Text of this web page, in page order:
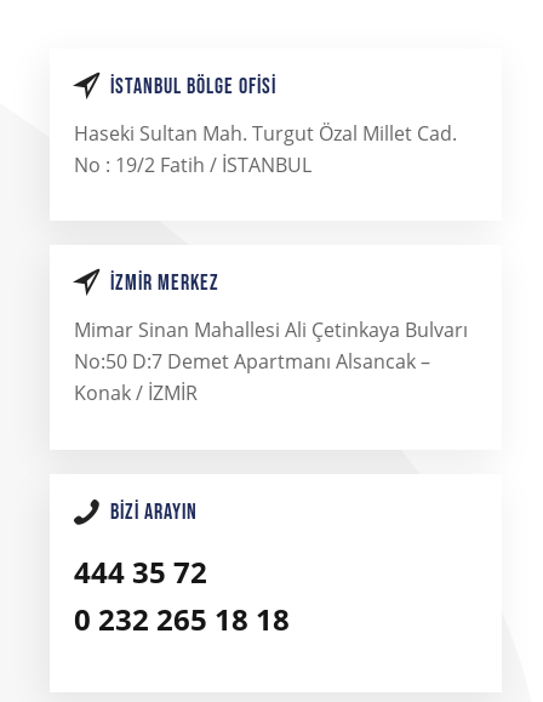
İSTANBUL BÖLGE OFISI
Haseki Sultan Mah. Turgut Özal Millet Cad.
No : 19/2 Fatih / İSTANBUL
İZMIR MERKEZ
Mimar Sinan Mahallesi Ali Çetinkaya Bulvarı
No:50 D:7 Demet Apartmanı Alsancak –
Konak / İZMİR
BIZI ARAYIN
444 35 72
0 232 265 18 18